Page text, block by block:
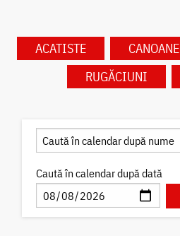
ACATISTE CANOANE
RUGĂCIUNI
Caută în calendar după dată